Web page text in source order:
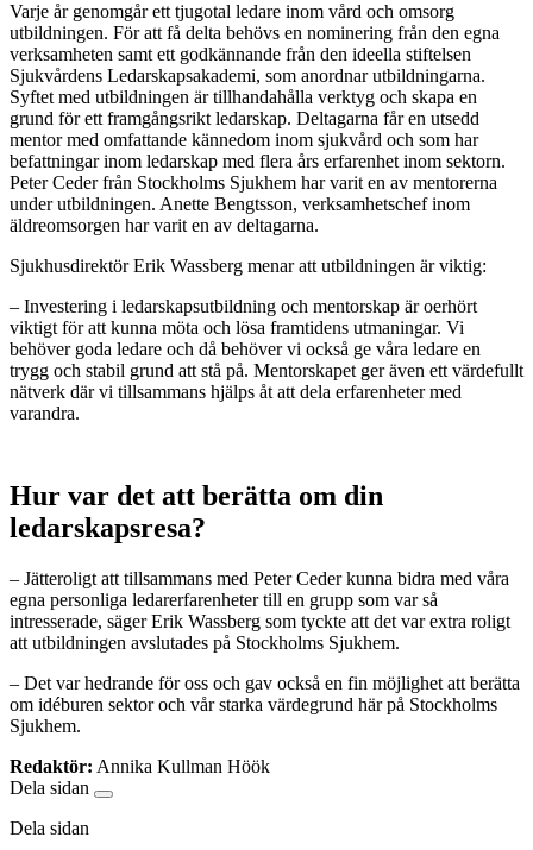
Varje år genomgår ett tjugotal ledare inom vård och omsorg
utbildningen. För att få delta behövs en nominering från den egna
verksamheten samt ett godkännande från den ideella stiftelsen
Sjukvårdens Ledarskapsakademi, som anordnar utbildningarna.
Syftet med utbildningen är tillhandahålla verktyg och skapa en
grund för ett framgångsrikt ledarskap. Deltagarna får en utsedd
mentor med omfattande kännedom inom sjukvård och som har
befattningar inom ledarskap med flera års erfarenhet inom sektorn.
Peter Ceder från Stockholms Sjukhem har varit en av mentorerna
under utbildningen. Anette Bengtsson, verksamhetschef inom
äldreomsorgen har varit en av deltagarna.
Sjukhusdirektör Erik Wassberg menar att utbildningen är viktig:
– Investering i ledarskapsutbildning och mentorskap är oerhört
viktigt för att kunna möta och lösa framtidens utmaningar. Vi
behöver goda ledare och då behöver vi också ge våra ledare en
trygg och stabil grund att stå på. Mentorskapet ger även ett värdefullt
nätverk där vi tillsammans hjälps åt att dela erfarenheter med
varandra.
Hur var det att berätta om din
ledarskapsresa?
– Jätteroligt att tillsammans med Peter Ceder kunna bidra med våra
egna personliga ledarerfarenheter till en grupp som var så
intresserade, säger Erik Wassberg som tyckte att det var extra roligt
att utbildningen avslutades på Stockholms Sjukhem.
– Det var hedrande för oss och gav också en fin möjlighet att berätta
om idéburen sektor och vår starka värdegrund här på Stockholms
Sjukhem.
Redaktör: Annika Kullman Höök
Dela sidan
Dela sidan